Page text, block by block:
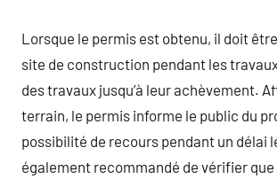
Lorsque le permis est obtenu, il doit
site de construction pendant les
des travaux jusqu’à leur achèvement.
terrain, le permis informe le public du
possibilité de recours pendant un délai
également recommandé de vérifier